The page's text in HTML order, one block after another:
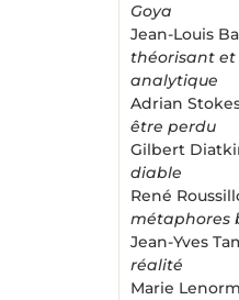
Goya
Jean-Louis
théorisant et
analytique
Adrian
être perdu
Gilbert
diable
René
métaphores
Jean-Yves
réalité
Marie